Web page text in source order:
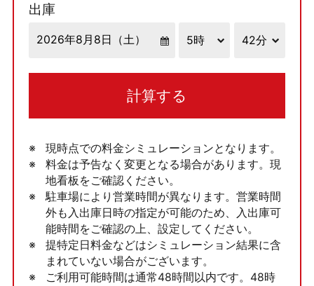
出庫
計算する
現時点での料金シミュレーションとなります。
料金は予告なく変更となる場合があります。現
地看板をご確認ください。
駐車場により営業時間が異なります。営業時間
外も入出庫日時の指定が可能のため、入出庫可
能時間をご確認の上、設定してください。
提特定日料金などはシミュレーション結果に含
まれていない場合がございます。
ご利用可能時間は通常48時間以内です。48時